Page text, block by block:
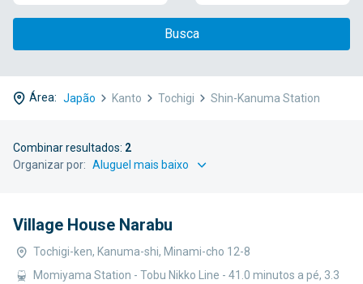
Busca
Área: Japão Kanto Tochigi Shin-Kanuma Station
Combinar resultados: 2
Organizar por:
Village House Narabu
Tochigi-ken, Kanuma-shi, Minami-cho 12-8
Momiyama Station - Tobu Nikko Line - 41.0 minutos a pé, 3.3